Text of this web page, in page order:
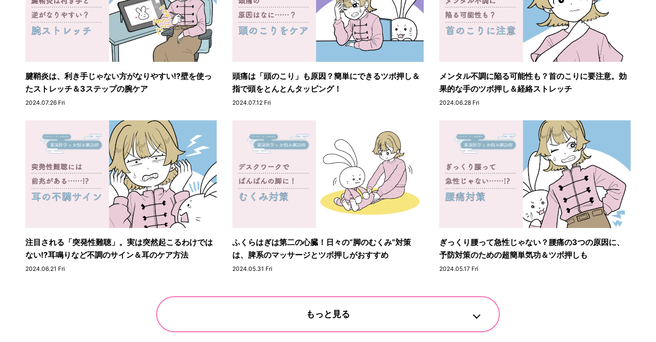
腱鞘炎は、利き手じゃない方がなりやすい!?壁を使っ
たストレッチ＆3ステップの腕ケア
2024.07.26 Fri
頭痛は「頭のこり」も原因？簡単にできるツボ押し＆
指で頭をとんとんタッピング！
2024.07.12 Fri
メンタル不調に陥る可能性も？首のこりに要注意。効
果的な手のツボ押し＆経絡ストレッチ
2024.06.28 Fri
注目される「突発性難聴」。実は突然起こるわけでは
ない!?耳鳴りなど不調のサイン＆耳のケア方法
2024.06.21 Fri
ふくらはぎは第二の心臓！日々の“脚のむくみ”対策
は、脾系のマッサージとツボ押しがおすすめ
2024.05.31 Fri
ぎっくり腰って急性じゃない？腰痛の3つの原因に、
予防対策のための超簡単気功＆ツボ押しも
2024.05.17 Fri
もっと見る